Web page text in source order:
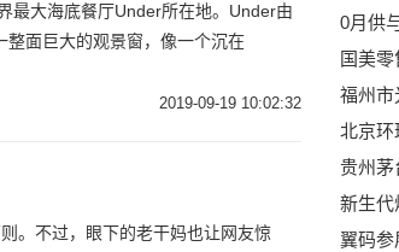
最大海底餐厅Under所在地。Under由
面巨大的观景窗，像一个沉在
2019-09-19 10:02:32
。不过，眼下的老干妈也让网友惊
0月供
国美
福州市
北京环
贵州茅
新生代
翼码